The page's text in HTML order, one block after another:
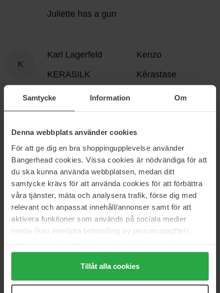
Samtycke Information Om
Denna webbplats använder cookies
För att ge dig en bra shoppingupplevelse använder
Bangerhead cookies. Vissa cookies är nödvändiga för att
du ska kunna använda webbplatsen, medan ditt
samtycke krävs för att använda cookies för att förbättra
våra tjänster, mäta och analysera trafik, förse dig med
relevant och anpassat innehåll/annonser samt för att
aktivera funktioner som används på sociala medier
media (kan innefatta behandling av personuppgifter).
Genom att trycka på "Tillåt alla cookies" accepterar du
alla cookies, medan du under "Detaljer" kan anpassa
användningen av cookies. Du kan när som helst återkalla
Tillåt alla cookies
Juliette has a gun
K
Karl Lagerfeld
Kenzo
KERASILK
Kérastase
Kevin Murphy
Klairs
KMS
Kocostar
KORA Organics
KORRES
L
L:a Bruket
L'ANZA
L'Occitane en
Provence
L'Oréal Paris
Professionnel